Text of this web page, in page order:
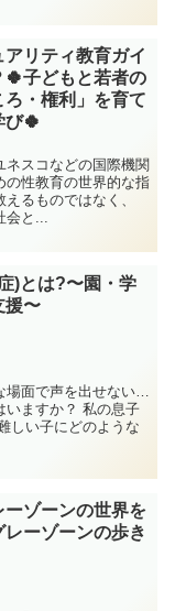
アリティ教育ガイ
🍀子どもと若者の
ろ・権利」を育て
び🍀
ネスコなどの国際機関
の性教育の世界的な指
るものではなく、
と...
)とは?〜園・学
援〜
面で声を出せない…
いますか？ 私の息子
しい子にどのような
ゾーンの世界を
ーゾーンの歩き